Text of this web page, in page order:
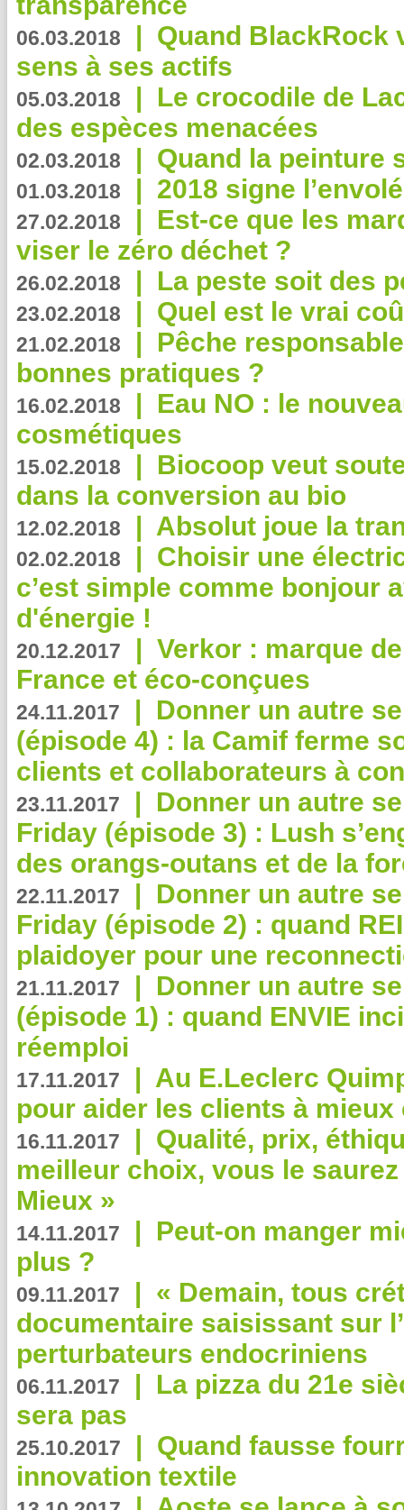
06.03.2018 | Quand BlackRock
sens à ses actifs
05.03.2018 | Le crocodile de
des espèces menacées
02.03.2018 | Quand la peinture
01.03.2018 | 2018 signe
27.02.2018 | Est-ce que les
viser le zéro déchet ?
26.02.2018 | La peste soit des
23.02.2018 | Quel est le vrai
21.02.2018 | Pêche
bonnes pratiques ?
16.02.2018 | Eau NO : le
cosmétiques
15.02.2018 | Biocoop veut
dans la conversion au bio
12.02.2018 | Absolut joue la
02.02.2018 | Choisir une
c’est simple comme bonjour
d'énergie !
20.12.2017 | Verkor : marque
France et éco-conçues
24.11.2017 | Donner un autre
(épisode 4) : la Camif ferme
clients et collaborateurs à
23.11.2017 | Donner un autre
Friday (épisode 3) : Lush
des orangs-outans et de la
22.11.2017 | Donner un autre
Friday (épisode 2) : quand
plaidoyer pour une
21.11.2017 | Donner un autre
(épisode 1) : quand ENVIE
réemploi
17.11.2017 | Au E.Leclerc
pour aider les clients à
16.11.2017 | Qualité, prix,
meilleur choix, vous le
Mieux »
14.11.2017 | Peut-on manger
plus ?
09.11.2017 | « Demain, tous
documentaire saisissant sur
perturbateurs endocriniens
06.11.2017 | La pizza du 21e
sera pas
25.10.2017 | Quand fausse
innovation textile